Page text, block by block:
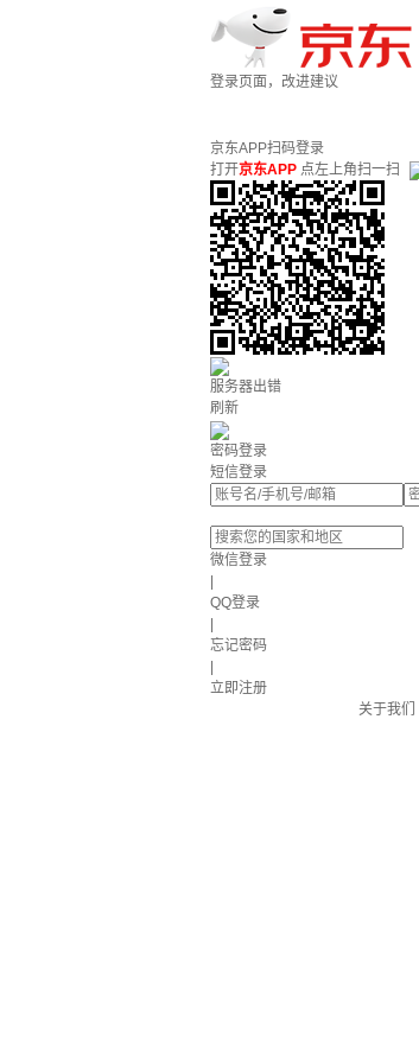
登录页面，改进建议
京东APP扫码登录
打开京东APP 点左上角扫一扫
服务器出错
刷新
密码登录
短信登录
微信登录
QQ登录
忘记密码
立即注册
关于我们